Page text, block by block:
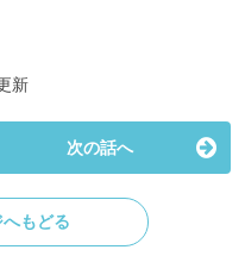
新
次の話へ
もどる